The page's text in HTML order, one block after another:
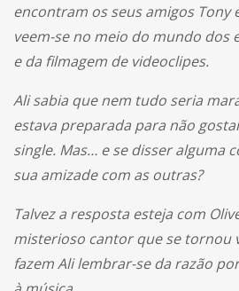
encontram os seus amigos Tony
veem-se no meio do mundo dos
e da filmagem de videoclipes.
Ali sabia que nem tudo seria
estava preparada para não
single. Mas… e se disser alguma
sua amizade com as outras?
Talvez a resposta esteja com
misterioso cantor que se tornou
fazem Ali lembrar-se da razão